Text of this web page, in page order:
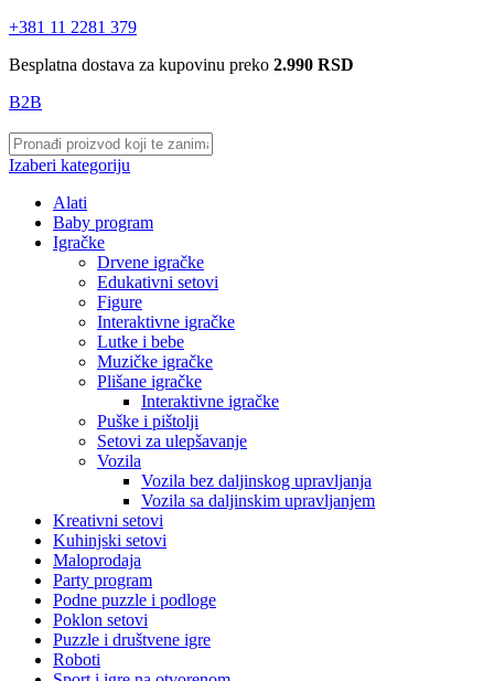
+381 11 2281 379
Besplatna dostava za kupovinu preko 2.990 RSD
B2B
Izaberi kategoriju
Alati
Baby program
Igračke
Drvene igračke
Edukativni setovi
Figure
Interaktivne igračke
Lutke i bebe
Muzičke igračke
Plišane igračke
Interaktivne igračke
Puške i pištolji
Setovi za ulepšavanje
Vozila
Vozila bez daljinskog upravljanja
Vozila sa daljinskim upravljanjem
Kreativni setovi
Kuhinjski setovi
Maloprodaja
Party program
Podne puzzle i podloge
Poklon setovi
Puzzle i društvene igre
Roboti